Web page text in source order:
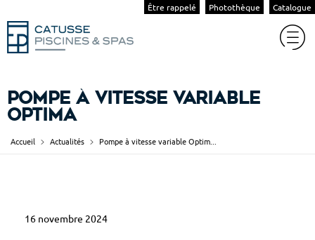
Être rappelé Photothèque Catalogue
Pompe à vitesse variable
Optima
Accueil Actualités Pompe à vitesse variable Optim...
P
16 novembre 2024